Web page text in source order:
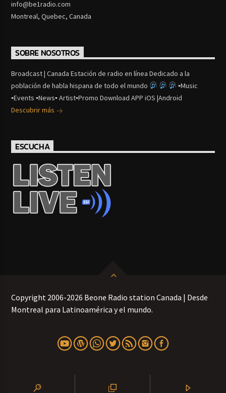
info@be1radio.com
Montreal, Quebec, Canada
SOBRE NOSOTROS
Broadcast | Canada Estación de radio en línea Dedicado a la
población de habla hispana de todo el mundo
▪Music
▪Events ▪News▪ Artist▪Promo Download APP iOS |Android
Descubrir más
ESCUCHA
Copyright 2006-2026 Beone Radio station Canada | Desde
Montreal para Latinoamérica y el mundo.